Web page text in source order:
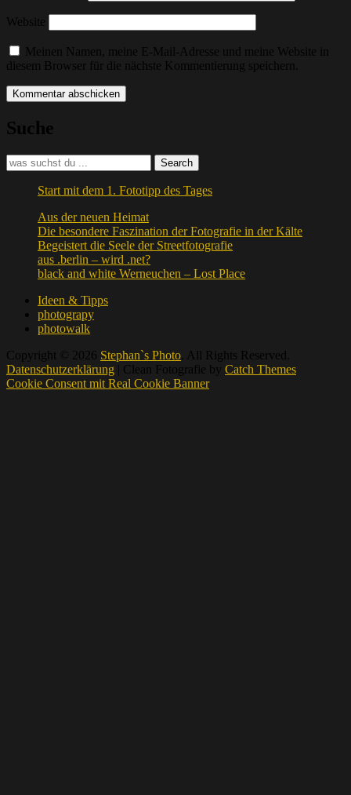
Website
Meinen Namen, meine E-Mail-Adresse und meine Website in
diesem Browser für die nächste Kommentierung speichern.
Suche
Search
for:
Search
Start mit dem 1. Fototipp des Tages
Aus der neuen Heimat
Die besondere Faszination der Fotografie in der Kälte
Begeistert die Seele der Streetfotografie
aus .berlin – wird .net?
black and white Werneuchen – Lost Place
Ideen & Tipps
photograpy
photowalk
Copyright © 2026 Stephan`s Photo . All Rights Reserved.
Datenschutzerklärung | Clean Fotografie by Catch Themes
Scroll
Cookie Consent mit Real Cookie Banner